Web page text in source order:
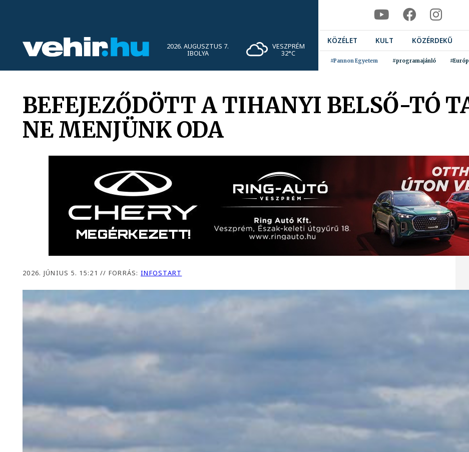
2026. AUGUSZTUS 7.
IBOLYA
VESZPRÉM
32°C
KÖZÉLET KULT KÖZÉRDEKŰ
#Pannon Egyetem #programajánló
BEFEJEZŐDÖTT A TIHANYI BELSŐ-TÓ
NE MENJÜNK ODA
2026. JÚNIUS 5. 15:21// FORRÁS:INFOSTART